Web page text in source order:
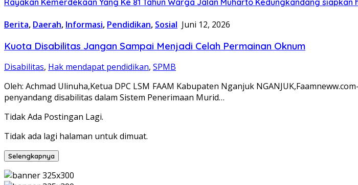
Berita, Daerah, Informasi, Pendidikan, Sosial Juni 12, 2026
Kuota Disabilitas Jangan Sampai Menjadi Celah Permainan Oknum
Disabilitas, Hak mendapat pendidikan, SPMB
Oleh: Achmad Ulinuha,Ketua DPC LSM FAAM Kabupaten Nganjuk
penyandang disabilitas dalam Sistem Penerimaan Murid…
Tidak Ada Postingan Lagi.
Tidak ada lagi halaman untuk dimuat.
Selengkapnya